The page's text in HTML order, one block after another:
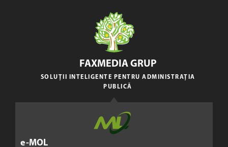
e-MOL
FAXMEDIA GRUP
SOLUȚII INTELIGENTE PENTRU ADMINISTRAȚIA
PUBLICĂ